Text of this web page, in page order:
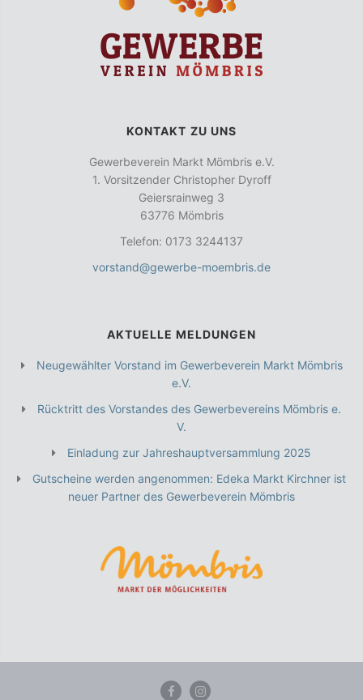
KONTAKT ZU UNS
Gewerbeverein Markt Mömbris e.V.
1. Vorsitzender Christopher Dyroff
Geiersrainweg 3
63776 Mömbris
Telefon: 0173 3244137
vorstand@gewerbe-moembris.de
AKTUELLE MELDUNGEN
Neugewählter Vorstand im Gewerbeverein Markt Mömbris
e.V.
Rücktritt des Vorstandes des Gewerbevereins Mömbris e.
V.
Einladung zur Jahreshauptversammlung 2025
Gutscheine werden angenommen: Edeka Markt Kirchner ist
neuer Partner des Gewerbeverein Mömbris